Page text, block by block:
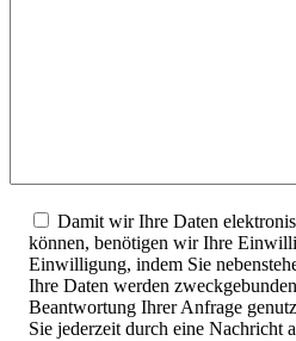
Damit wir Ihre Daten
können, benötigen wir Ihre
Einwilligung, indem Sie
Ihre Daten werden
Beantwortung Ihrer Anfrage
Sie jederzeit durch eine Nachricht